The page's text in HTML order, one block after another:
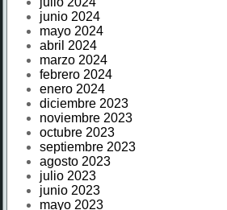
junio 2024
mayo 2024
abril 2024
marzo 2024
febrero 2024
enero 2024
diciembre 2023
noviembre 2023
octubre 2023
septiembre 2023
agosto 2023
julio 2023
junio 2023
mayo 2023